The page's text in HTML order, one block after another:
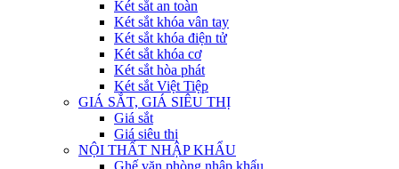
Két sắt an toàn
Két sắt khóa vân tay
Két sắt khóa điện tử
Két sắt khóa cơ
Két sắt hòa phát
Két sắt Việt Tiệp
GIÁ SẮT, GIÁ SIÊU THỊ
Giá sắt
Giá siêu thị
NỘI THẤT NHẬP KHẨU
Ghế văn phòng nhập khẩu